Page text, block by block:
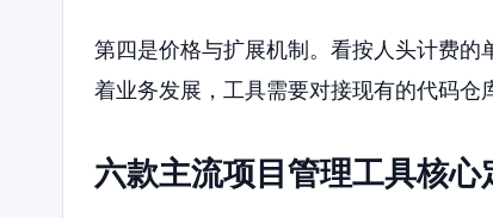
第四是价格与扩展机制。看按人头计费
着业务发展，工具需要对接现有的代码仓
六款主流项目管理工具核